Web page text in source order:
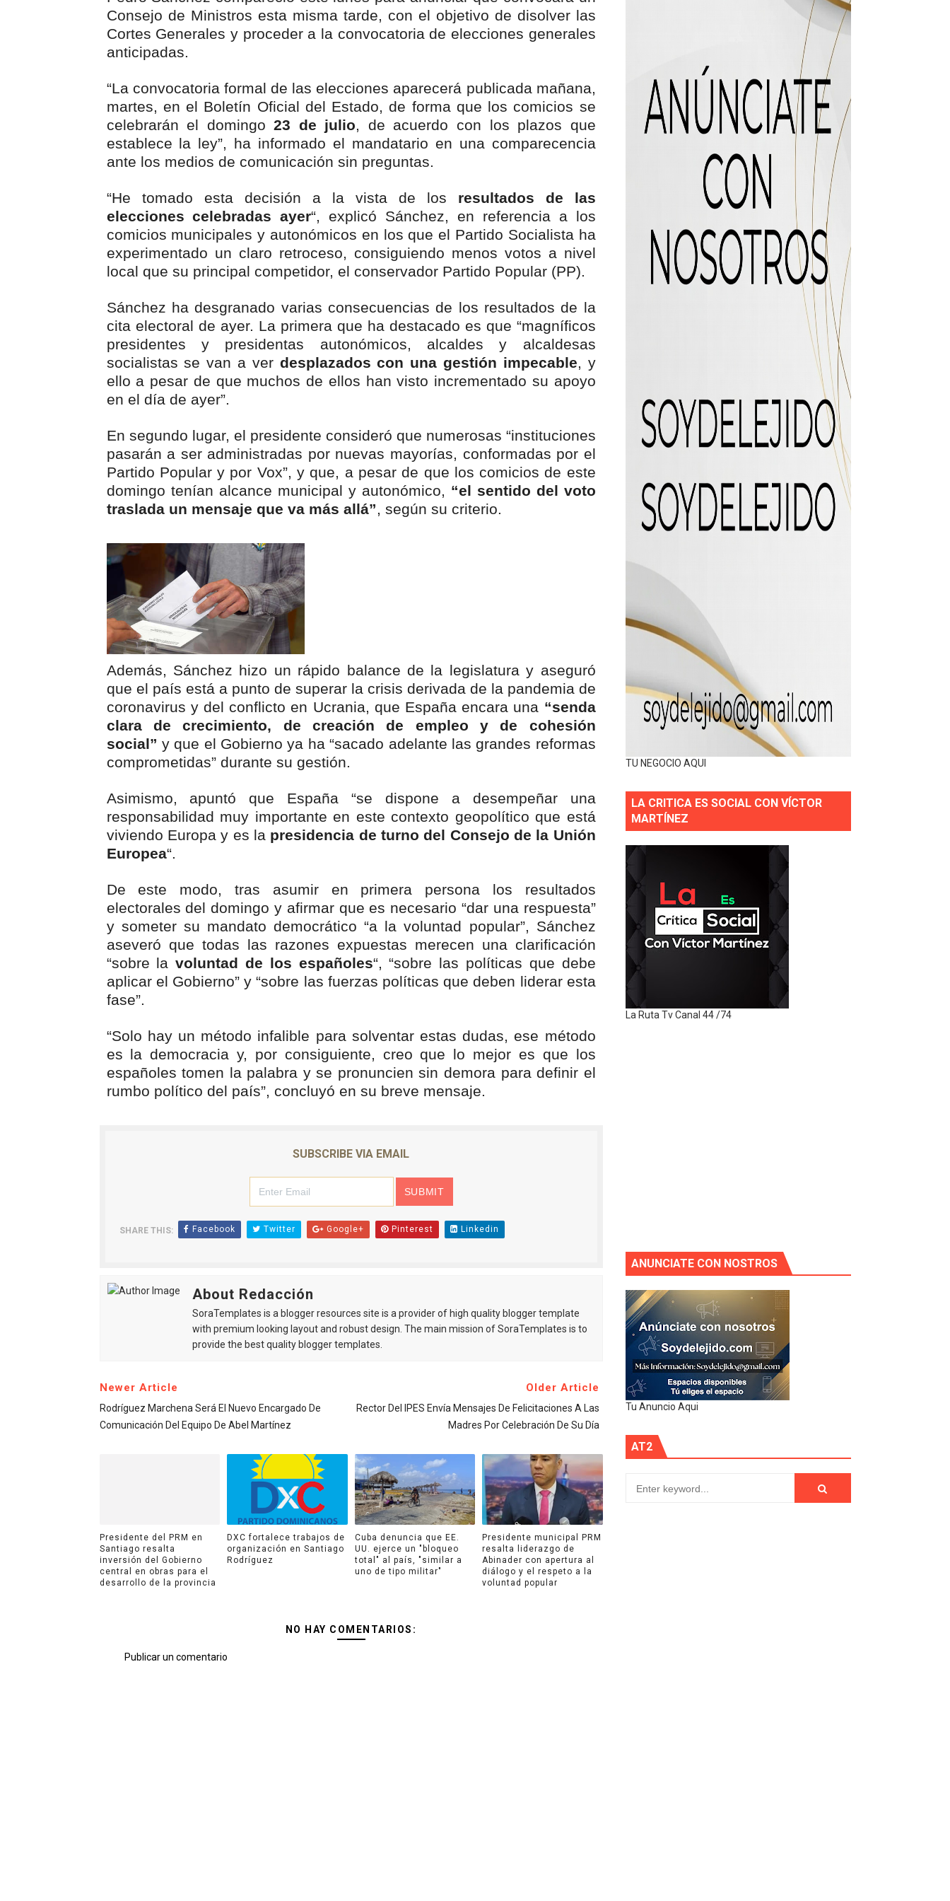
Pacheman apuesta por la evolución del merengue típico moderno con el lanzamiento de “Cosas Locas”
Dólar bajó 10 cts. y era vendido a $58.62; el euro sigue a $68.74
Nuevo Código Penal: hasta 20 años de cárcel por robo de celulares
La nube sahariana número 14 se ha alejado de República Dominicana en las últimas horas
Tasa del dólar jueves 06 de agosto de 2026
Consejo de Ministros esta misma tarde, con el objetivo de disolver las
Cortes Generales y proceder a la convocatoria de elecciones generales
anticipadas.
“La convocatoria formal de las elecciones aparecerá publicada mañana,
martes, en el Boletín Oficial del Estado, de forma que los comicios se
celebrarán el domingo23 de julio, de acuerdo con los plazos que
establece la ley”, ha informado el mandatario en una comparecencia
ante los medios de comunicación sin preguntas.
“He tomado esta decisión a la vista de los resultados de las
elecciones celebradas ayer“, explicó Sánchez, en referencia a los
comicios municipales y autonómicos en los que el Partido Socialista ha
experimentado un claro retroceso, consiguiendo menos votos a nivel
local que su principal competidor, el conservador Partido Popular (PP).
Sánchez ha desgranado varias consecuencias de los resultados de la
cita electoral de ayer. La primera que ha destacado es que “magníficos
presidentes y presidentas autonómicos, alcaldes y alcaldesas
socialistas se van a ver desplazados con una gestión impecable, y
ello a pesar de que muchos de ellos han visto incrementado su apoyo
en el día de ayer”.
En segundo lugar, el presidente consideró que numerosas “instituciones
pasarán a ser administradas por nuevas mayorías, conformadas por el
Partido Popular y por Vox”, y que, a pesar de que los comicios de este
domingo tenían alcance municipal y autonómico, “el sentido del voto
traslada un mensaje que va más allá”, según su criterio.
Además, Sánchez hizo un rápido balance de la legislatura y aseguró
que el país está a punto de superar la crisis derivada de la pandemia de
coronavirus y del conflicto en Ucrania, que España encara una “senda
clara de crecimiento, de creación de empleo y de cohesión
social” y que el Gobierno ya ha “sacado adelante las grandes reformas
comprometidas” durante su gestión.
Asimismo, apuntó que España “se dispone a desempeñar una
responsabilidad muy importante en este contexto geopolítico que está
viviendo Europa y es la presidencia de turno del Consejo de la Unión
Europea“.
De este modo, tras asumir en primera persona los resultados
electorales del domingo y afirmar que es necesario “dar una respuesta”
y someter su mandato democrático “a la voluntad popular”, Sánchez
aseveró que todas las razones expuestas merecen una clarificación
“sobre lavoluntad de los españoles“, “sobre las políticas que debe
aplicar el Gobierno” y “sobre las fuerzas políticas que deben liderar esta
fase”.
“Solo hay un método infalible para solventar estas dudas, ese método
es la democracia y, por consiguiente, creo que lo mejor es que los
españoles tomen la palabra y se pronuncien sin demora para definir el
rumbo político del país”, concluyó en su breve mensaje.
SUBSCRIBE VIA EMAIL
SHARE THIS: Facebook Twitter Google+ Pinterest Linkedin
About Redacción
SoraTemplates is a blogger resources site is a provider of high quality blogger template
with premium looking layout and robust design. The main mission of SoraTemplates is to
provide the best quality blogger templates.
Newer Article
Rodríguez Marchena Será El Nuevo Encargado De
Comunicación Del Equipo De Abel Martínez
Older Article
Rector Del IPES Envía Mensajes De Felicitaciones A Las
Madres Por Celebración De Su Día
Presidente del PRM en
Santiago resalta
inversión del Gobierno
central en obras para el
desarrollo de la provincia
DXC fortalece trabajos de
organización en Santiago
Rodríguez
Cuba denuncia que EE.
UU. ejerce un "bloqueo
total" al país, "similar a
uno de tipo militar"
Presidente municipal PRM
resalta liderazgo de
Abinader con apertura al
diálogo y el respeto a la
voluntad popular
NO HAY COMENTARIOS:
Publicar un comentario
TU NEGOCIO AQUI
LA CRITICA ES SOCIAL CON VÍCTOR
MARTÍNEZ
La Ruta Tv Canal 44 /74
ANUNCIATE CON NOSTROS
Tu Anuncio Aqui
AT2